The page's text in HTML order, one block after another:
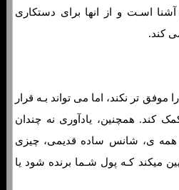
اسـت و از انها برای دستکاری
کند.
تر نکند، اما می تواند بـه قرار
کند. همچنین، یادآوری نه چندان
همه ی، شانس ساده قدیمی، چیزی
میکند کـه پول شـما برنده شود یا